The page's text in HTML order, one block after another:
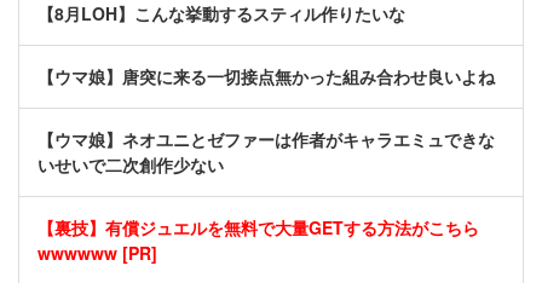
【8月LOH】こんな挙動するスティル作りたいな
【ウマ娘】唐突に来る一切接点無かった組み合わせ良いよね
【ウマ娘】ネオユニとゼファーは作者がキャラエミュできな
いせいで二次創作少ない
【裏技】有償ジュエルを無料で大量GETする方法がこちら
wwwwww [PR]